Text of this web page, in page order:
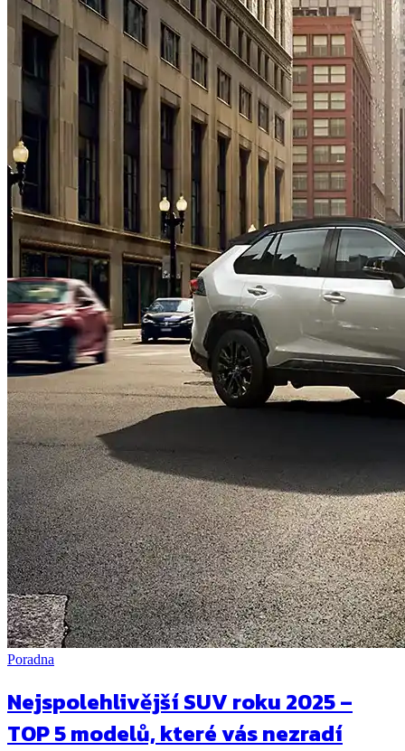
Poradna
Nejspolehlivější SUV roku 2025 –
TOP 5 modelů, které vás nezradí